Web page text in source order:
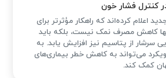
کنترل فشار خون
اعلام کرده‌اند که راهکار مؤثرتر برای
کاهش مصرف نمک نیست، بلکه باید
سرشار از پتاسیم نیز افزایش یابد. به
می‌تواند به کاهش خطر بیماری‌های
کمک کند.